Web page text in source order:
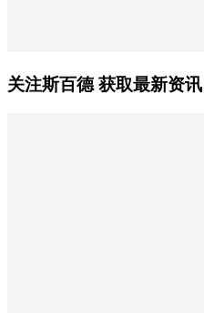
关注斯百德 获取最新资讯